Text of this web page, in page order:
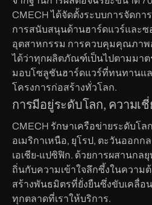
CMECH ได้จัดตั้งระบบการจัดก
การสนับสนุนด้านฮาร์ดแวร์และซ
อุตสาหกรรม การควบคุมคุณภาพ
ได้ว่าทุกผลิตภัณฑ์เป็นไปตามมา
มอบโซลูชันฮาร์ดแวร์ที่ทนทานแ
โครงการก่อสร้างทั่วโลก.
การมีอยู่ระดับโลก, ความเ
CMECH รักษาเครือข่ายระดับโ
อเมริกาเหนือ, ยุโรป, ตะวันออกก
เอเชีย-แปซิฟิก. ด้วยการผสานกล
ถิ่นกับความเข้าใจลึกซึ้งในความ
สร้างพันธมิตรที่ยั่งยืนซึ่งขับเคลื่อ
ทุกตลาดที่เราให้บริการ.